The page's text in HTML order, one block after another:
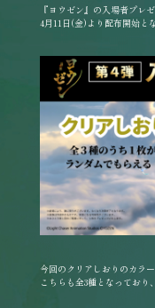
『ヨウゼン』の入場者プレ
4月11日(金)より配布開始と
今回のクリアしおりのカラ
こちらも全3種となっており